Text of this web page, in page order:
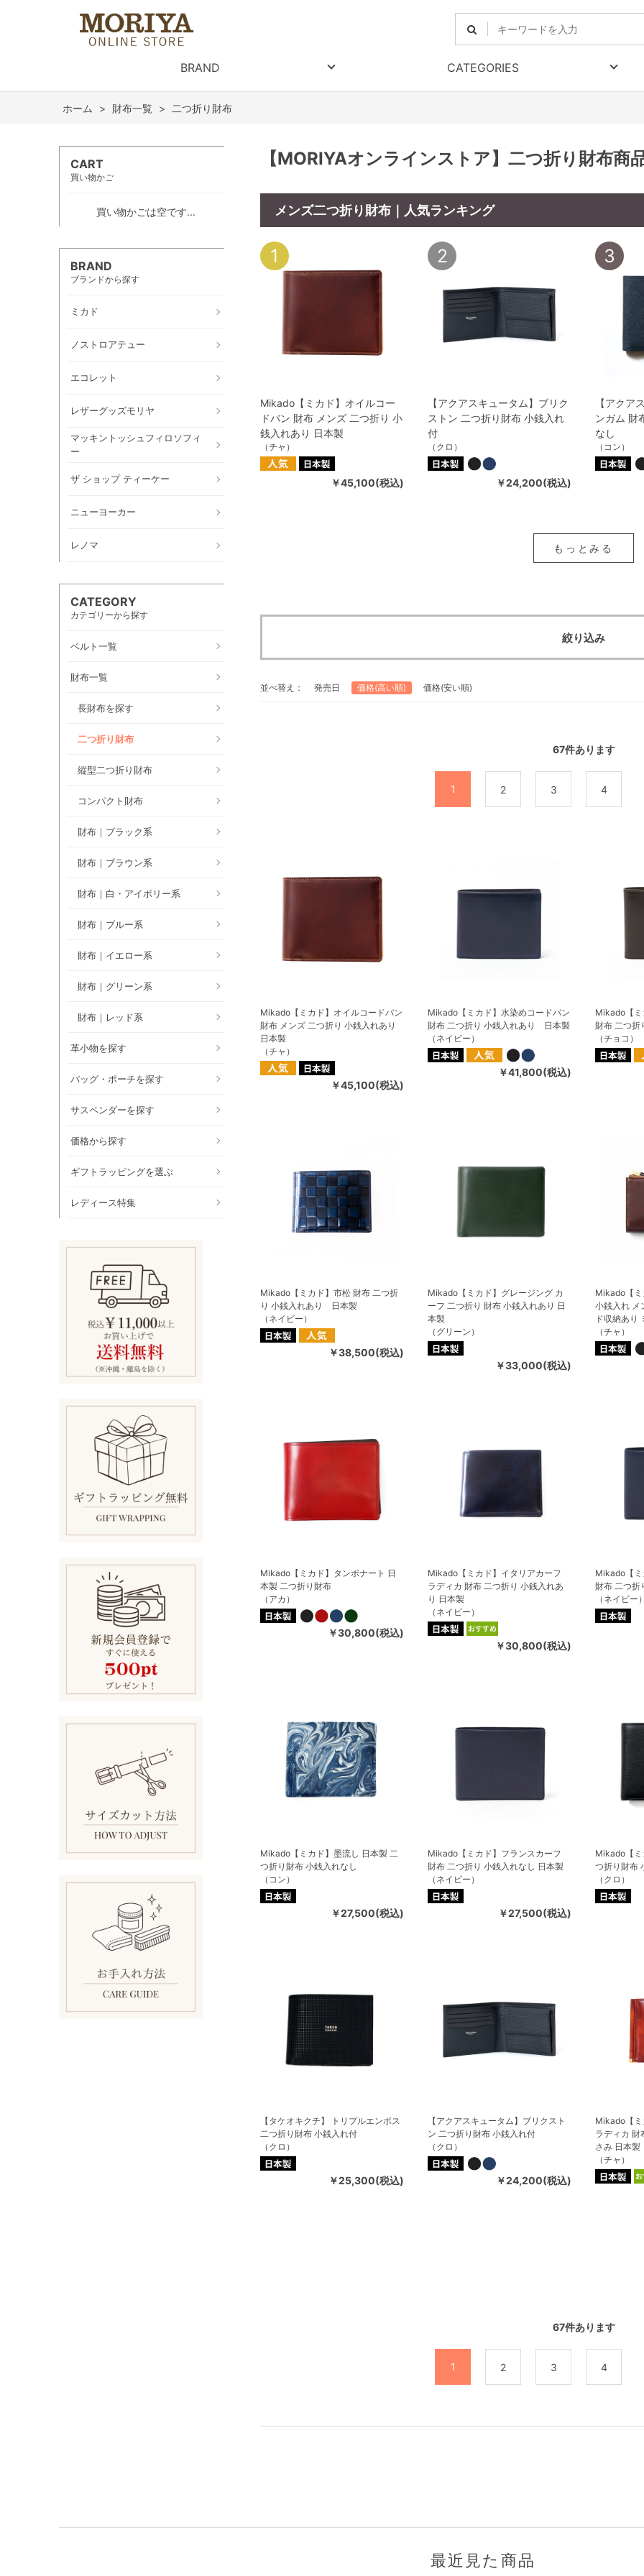
BRAND CATEGORIES
ホーム > 財布一覧 > 二つ折り財布
CART
買い物かご
買い物かごは空です...
BRAND
ブランドから探す
ミカド
ノストロアテュー
エコレット
レザーグッズモリヤ
マッキントッシュフィロソフィ
ー
ザ ショップ ティーケー
ニューヨーカー
レノマ
CATEGORY
カテゴリーから探す
ベルト一覧
財布一覧
長財布を探す
二つ折り財布
縦型二つ折り財布
コンパクト財布
財布｜ブラック系
財布｜ブラウン系
財布｜白・アイボリー系
財布｜ブルー系
財布｜イエロー系
財布｜グリーン系
財布｜レッド系
革小物を探す
バッグ・ポーチを探す
サスペンダーを探す
価格から探す
ギフトラッピングを選ぶ
レディース特集
【MORIYAオンラインストア】二つ折り財布商
メンズ二つ折り財布｜人気ランキング
1
Mikado【ミカド】オイルコー
ドバン 財布 メンズ 二つ折り 小
銭入れあり 日本製
（チャ）
￥45,100(税込)
2
【アクアスキュータム】ブリク
ストン 二つ折り財布 小銭入れ
付
（クロ）
￥24,200(税込)
3
【アクア
ンガム 財
なし
（コン）
もっとみる
絞り込み
並べ替え： 発売日 価格(高い順) 価格(安い順)
67件あります
1 2 3 4
Mikado【ミカド】オイルコードバン
財布 メンズ 二つ折り 小銭入れあり
日本製
（チャ）
￥45,100(税込)
Mikado【ミカド】水染めコードバン
財布 二つ折り 小銭入れあり 日本製
（ネイビー）
￥41,800(税込)
Mikado【
財布 二つ折
（チョコ）
Mikado【ミカド】市松 財布 二つ折
り 小銭入れあり 日本製
（ネイビー）
￥38,500(税込)
Mikado【ミカド】グレージング カ
ーフ 二つ折り 財布 小銭入れあり 日
本製
（グリーン）
￥33,000(税込)
Mikado【
小銭入れ メ
ド収納あり
（チャ）
Mikado【ミカド】タンポナート 日
本製 二つ折り財布
（アカ）
￥30,800(税込)
Mikado【ミカド】イタリアカーフ
ラディカ 財布 二つ折り 小銭入れあ
り 日本製
（ネイビー）
￥30,800(税込)
Mikado【
財布 二つ折
（ネイビー
Mikado【ミカド】墨流し 日本製 二
つ折り財布 小銭入れなし
（コン）
￥27,500(税込)
Mikado【ミカド】フランスカーフ
財布 二つ折り 小銭入れなし 日本製
（ネイビー）
￥27,500(税込)
Mikado【ミ
つ折り財布
（クロ）
【タケオキクチ】 トリプルエンボス
二つ折り財布 小銭入れ付
（クロ）
￥25,300(税込)
【アクアスキュータム】ブリクスト
ン 二つ折り財布 小銭入れ付
（クロ）
￥24,200(税込)
Mikado【
ラディカ 財
さみ 日本製
（チャ）
67件あります
1 2 3 4
最近見た商品